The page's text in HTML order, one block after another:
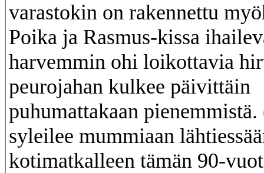
varastokin on rakennettu
Poika ja Rasmus-kissa
harvemmin ohi loikottavia
peurojahan kulkee päivittäin
puhumattakaan
syleilee mummiaan
kotimatkalleen tämän 90-